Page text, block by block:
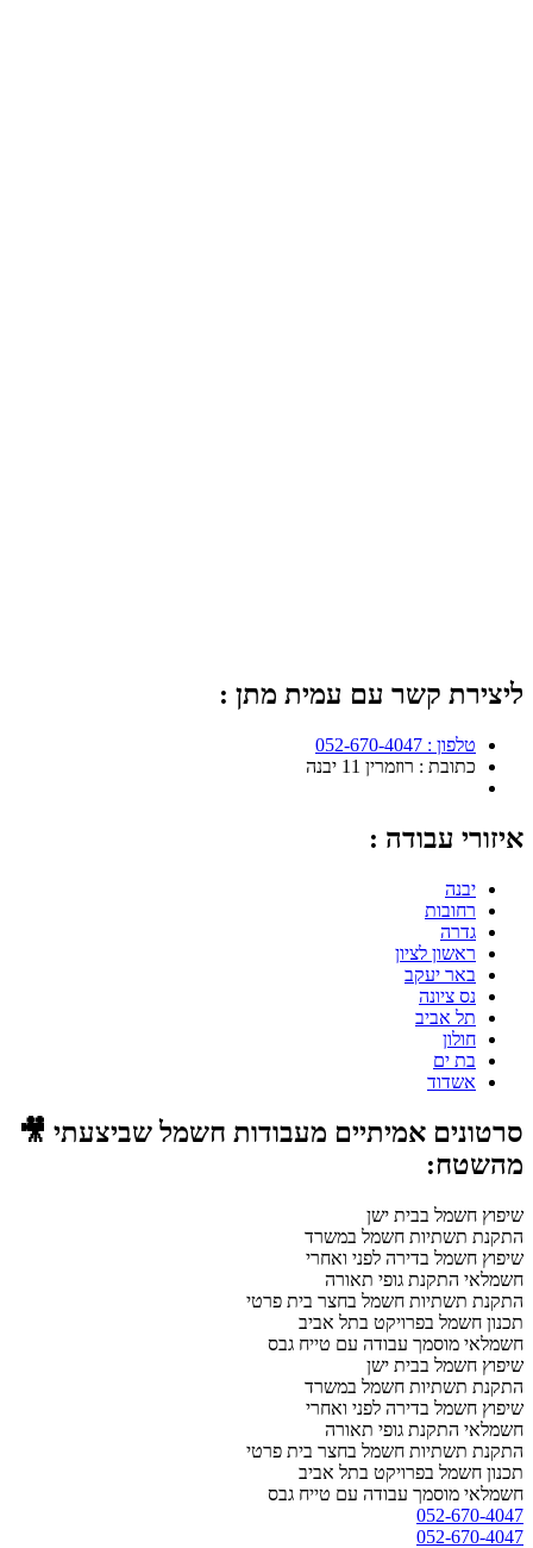
ליצירת קשר עם עמית מתן :
טלפון : 052-670-4047
כתובת : רוזמרין 11 יבנה
איזורי עבודה :
יבנה
רחובות
גדרה
ראשון לציון
באר יעקב
נס ציונה
תל אביב
חולון
בת ים
אשדוד
סרטונים אמיתיים מעבודות חשמל שביצעתי 🎥
מהשטח:
שיפוץ חשמל בבית ישן
התקנת תשתיות חשמל במשרד
שיפוץ חשמל בדירה לפני ואחרי
חשמלאי התקנת גופי תאורה
התקנת תשתיות חשמל בחצר בית פרטי
תכנון חשמל בפרויקט בתל אביב
חשמלאי מוסמך עבודה עם טייח גבס
שיפוץ חשמל בבית ישן
התקנת תשתיות חשמל במשרד
שיפוץ חשמל בדירה לפני ואחרי
חשמלאי התקנת גופי תאורה
התקנת תשתיות חשמל בחצר בית פרטי
תכנון חשמל בפרויקט בתל אביב
חשמלאי מוסמך עבודה עם טייח גבס
052-670-4047
052-670-4047